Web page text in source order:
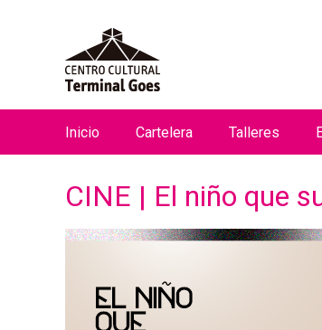
CINE | El niño que
n
ú
p
Inicio Cartelera Talleres